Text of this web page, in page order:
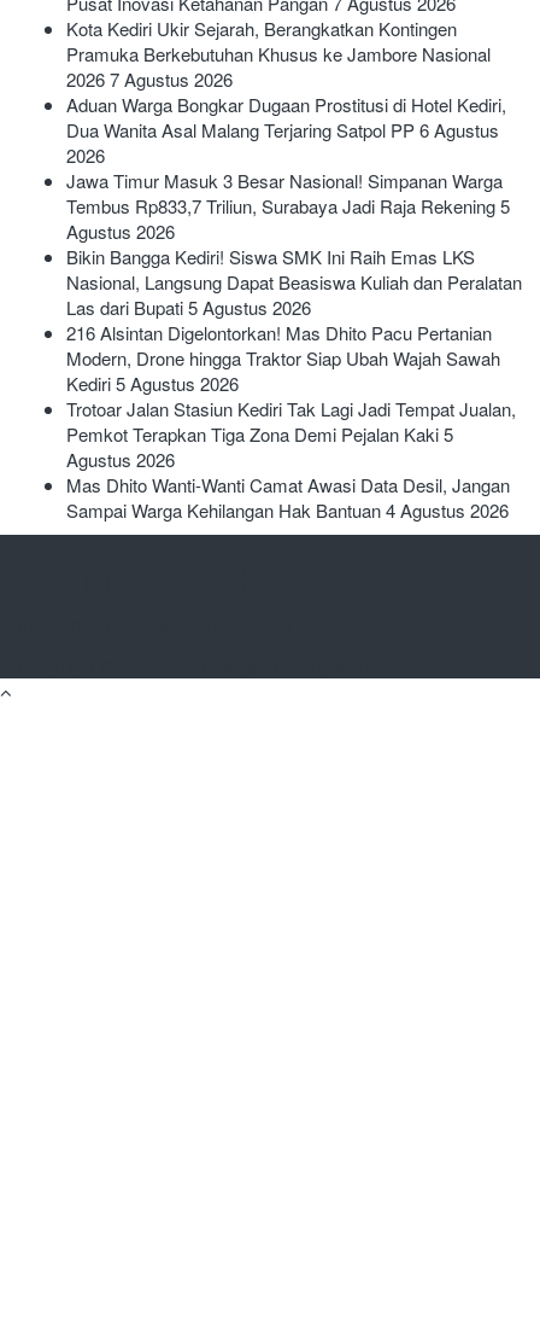
Kota Kediri Ukir Sejarah, Berangkatkan Kontingen
Pramuka Berkebutuhan Khusus ke Jambore Nasional
20267 Agustus 2026
Aduan Warga Bongkar Dugaan Prostitusi di Hotel Kediri,
Dua Wanita Asal Malang Terjaring Satpol PP6 Agustus
2026
Jawa Timur Masuk 3 Besar Nasional! Simpanan Warga
Tembus Rp833,7 Triliun, Surabaya Jadi Raja Rekening5
Agustus 2026
Bikin Bangga Kediri! Siswa SMK Ini Raih Emas LKS
Nasional, Langsung Dapat Beasiswa Kuliah dan Peralatan
Las dari Bupati5 Agustus 2026
216 Alsintan Digelontorkan! Mas Dhito Pacu Pertanian
Modern, Drone hingga Traktor Siap Ubah Wajah Sawah
Kediri5 Agustus 2026
Trotoar Jalan Stasiun Kediri Tak Lagi Jadi Tempat Jualan,
Pemkot Terapkan Tiga Zona Demi Pejalan Kaki5
Agustus 2026
Mas Dhito Wanti-Wanti Camat Awasi Data Desil, Jangan
Sampai Warga Kehilangan Hak Bantuan4 Agustus 2026